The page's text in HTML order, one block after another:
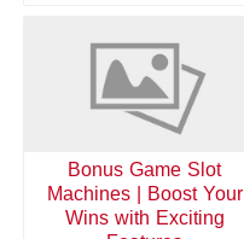
Bonus Game Slot
Machines | Boost Your
Wins with Exciting